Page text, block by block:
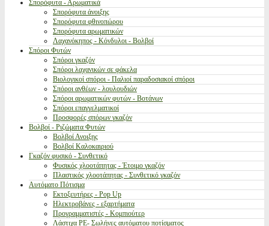
Σπορόφυτα - Αρωματικά
Σπορόφυτα άνοιξης
Σπορόφυτα φθινοπώρου
Σπορόφυτα αρωματικών
Λαχανόκηπος - Κόνδυλοι - Βολβοί
Σπόροι Φυτών
Σπόροι γκαζόν
Σπόροι λαχανικών σε φάκελα
Βιολογικοί σπόροι - Παλιοί παραδοσιακοί σπόροι
Σπόροι ανθέων - λουλουδιών
Σπόροι αρωματικών φυτών - Βοτάνων
Σπόροι επαγγελματικοί
Προσφορές σπόρων γκαζόν
Βολβοί - Ριζώματα Φυτών
Βολβοί Ανοιξης
Βολβοί Καλοκαιριού
Γκαζόν φυσικό - Συνθετικό
Φυσικός χλοοτάπητας - Έτοιμο γκαζόν
Πλαστικός χλοοτάπητας - Συνθετικό γκαζόν
Αυτόματο Πότισμα
Εκτοξευτήρες - Pop Up
Ηλεκτροβάνες - εξαρτήματα
Προγραμματιστές - Κομπιούτερ
Λάστιχα PE- Σωλήνες αυτόματου ποτίσματος